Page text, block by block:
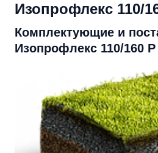
Изопрофлекс 110/
Комплектующие и
Изопрофлекс 110/160